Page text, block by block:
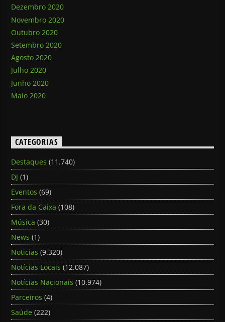
Dezembro 2020
Novembro 2020
Outubro 2020
Setembro 2020
Agosto 2020
Julho 2020
Junho 2020
Maio 2020
CATEGORIAS
Destaques (11.740)
DJ (1)
Eventos (69)
Fora da Caixa (108)
Música (30)
News (1)
Noticias (9.320)
Notícias Locais (12.087)
Notícias Nacionais (10.974)
Parceiros (4)
Saúde (222)